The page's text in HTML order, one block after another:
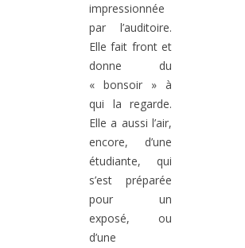
impressionnée
par l’auditoire.
Elle fait front et
donne du
« bonsoir » à
qui la regarde.
Elle a aussi l’air,
encore, d’une
étudiante, qui
s’est préparée
pour un
exposé, ou
d’une